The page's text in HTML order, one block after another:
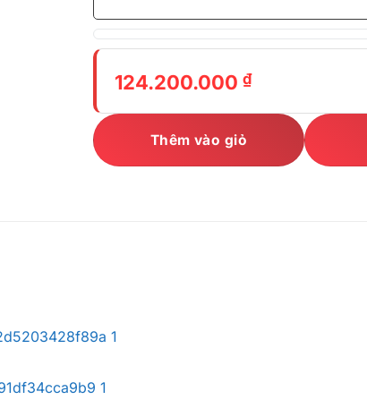
124.200.000 ₫
Thêm vào giỏ